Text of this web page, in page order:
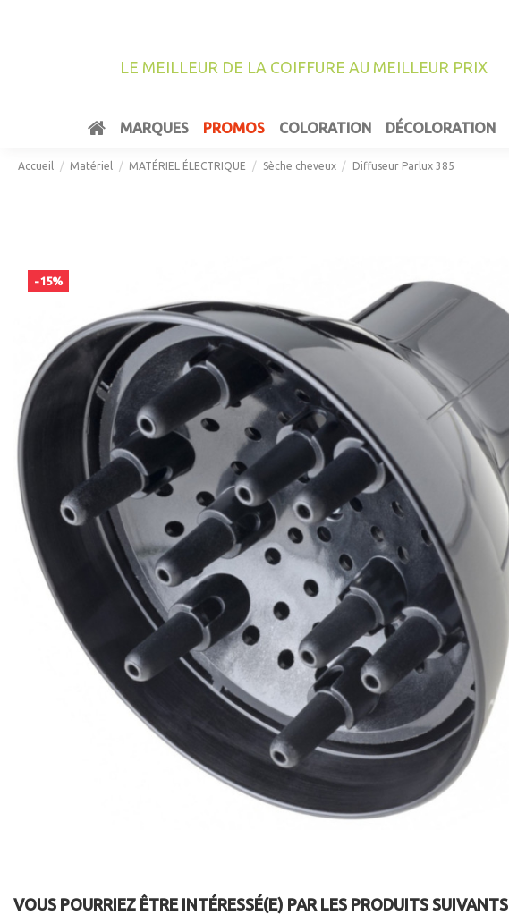
LE MEILLEUR DE LA COIFFURE AU MEILLEUR PRIX
MARQUES PROMOS COLORATION DÉCOLORATION
Accueil Matériel MATÉRIEL ÉLECTRIQUE Sèche cheveux Diffuseur Parlux 385
-15%
VOUS POURRIEZ ÊTRE INTÉRESSÉ(E) PAR LES PRODUITS SUIVANTS